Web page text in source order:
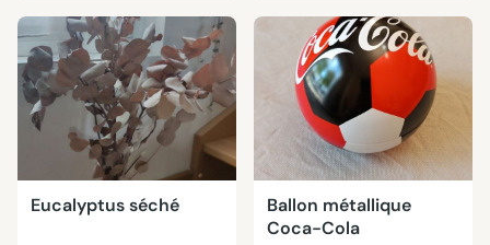
Eucalyptus séché
Ballon métallique
Coca-Cola